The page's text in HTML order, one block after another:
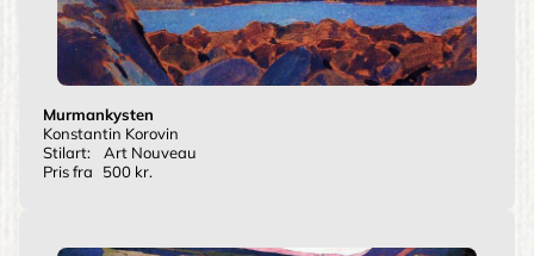
Murmankysten
Konstantin Korovin
Stilart:
Art Nouveau
Pris fra
500 kr.